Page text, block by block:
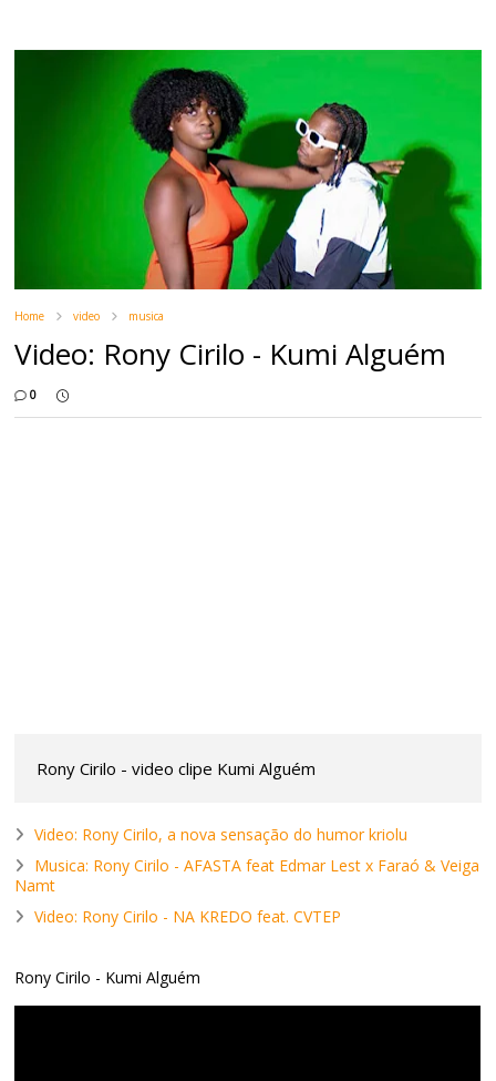
Home video musica
Video: Rony Cirilo - Kumi Alguém
0
Rony Cirilo - video clipe Kumi Alguém
Video: Rony Cirilo, a nova sensação do humor kriolu
Musica: Rony Cirilo - AFASTA feat Edmar Lest x Faraó & Veiga
Namt
Video: Rony Cirilo - NA KREDO feat. CVTEP
Rony Cirilo - Kumi Alguém